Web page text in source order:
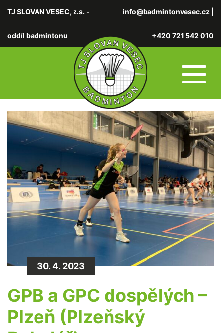
TJ SLOVAN VESEC, z.s. -
oddíl badmintonu
info@badmintonvesec.cz
+420 721 542 010
30. 4. 2023
GPB a GPC dospělých –
Plzeň (Plzeňský